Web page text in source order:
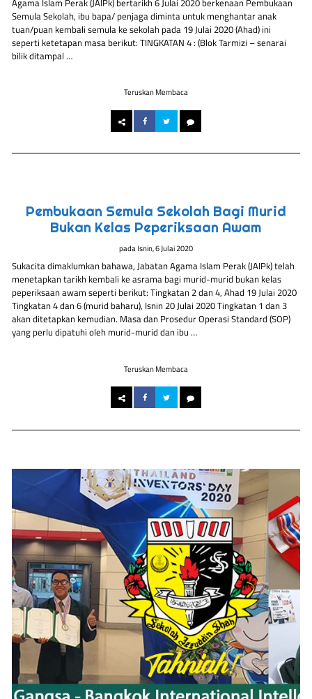
Semula Sekolah, ibu bapa/ penjaga diminta untuk menghantar anak
tuan/puan kembali semula ke sekolah pada 19 Julai 2020 (Ahad) ini
seperti ketetapan masa berikut: TINGKATAN 4 : (Blok Tarmizi – senarai
bilik ditampal …
Teruskan Membaca
Pembukaan Semula Sekolah Bagi Murid
Bukan Kelas Peperiksaan Awam
padaIsnin, 6 Julai 2020
Sukacita dimaklumkan bahawa, Jabatan Agama Islam Perak (JAIPk) telah
menetapkan tarikh kembali ke asrama bagi murid-murid bukan kelas
peperiksaan awam seperti berikut: Tingkatan 2 dan 4, Ahad 19 Julai 2020
Tingkatan 4 dan 6 (murid baharu), Isnin 20 Julai 2020 Tingkatan 1 dan 3
akan ditetapkan kemudian. Masa dan Prosedur Operasi Standard (SOP)
yang perlu dipatuhi oleh murid-murid dan ibu …
Teruskan Membaca